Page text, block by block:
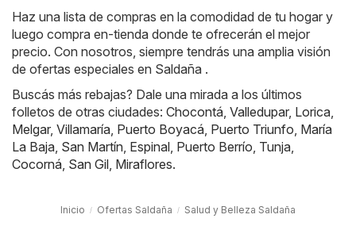
Haz una lista de compras en la comodidad de tu hogar y
luego compra en-tienda donde te ofrecerán el mejor
precio. Con nosotros, siempre tendrás una amplia visión
de ofertas especiales en Saldaña .
Buscás más rebajas? Dale una mirada a los últimos
folletos de otras ciudades: Chocontá Valledupar, Lorica
Melgar, Villamaría Puerto Boyacá Puerto Triunfo María
La Baja San Martín Espinal Puerto Berrío Tunja
Cocorná San Gil Miraflores.
Inicio Ofertas Saldaña Salud y Belleza Saldaña